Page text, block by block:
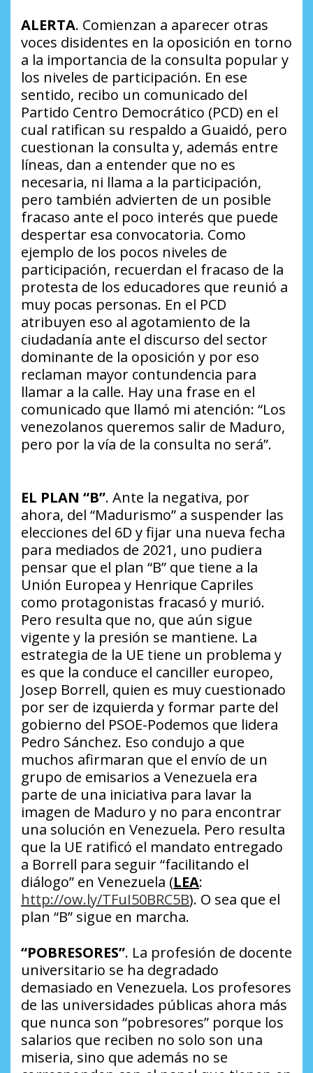
ALERTA. Comienzan a aparecer otras
voces disidentes en la oposición en torno
a la importancia de la consulta popular y
los niveles de participación. En ese
sentido, recibo un comunicado del
Partido Centro Democrático (PCD) en el
cual ratifican su respaldo a Guaidó, pero
cuestionan la consulta y, además entre
líneas, dan a entender que no es
necesaria, ni llama a la participación,
pero también advierten de un posible
fracaso ante el poco interés que puede
despertar esa convocatoria. Como
ejemplo de los pocos niveles de
participación, recuerdan el fracaso de la
protesta de los educadores que reunió a
muy pocas personas. En el PCD
atribuyen eso al agotamiento de la
ciudadanía ante el discurso del sector
dominante de la oposición y por eso
reclaman mayor contundencia para
llamar a la calle. Hay una frase en el
comunicado que llamó mi atención: “Los
venezolanos queremos salir de Maduro,
pero por la vía de la consulta no será”.
EL PLAN “B”. Ante la negativa, por
ahora, del “Madurismo” a suspender las
elecciones del 6D y fijar una nueva fecha
para mediados de 2021, uno pudiera
pensar que el plan “B” que tiene a la
Unión Europea y Henrique Capriles
como protagonistas fracasó y murió.
Pero resulta que no, que aún sigue
vigente y la presión se mantiene. La
estrategia de la UE tiene un problema y
es que la conduce el canciller europeo,
Josep Borrell, quien es muy cuestionado
por ser de izquierda y formar parte del
gobierno del PSOE-Podemos que lidera
Pedro Sánchez. Eso condujo a que
muchos afirmaran que el envío de un
grupo de emisarios a Venezuela era
parte de una iniciativa para lavar la
imagen de Maduro y no para encontrar
una solución en Venezuela. Pero resulta
que la UE ratificó el mandato entregado
a Borrell para seguir “facilitando el
diálogo” en Venezuela (LEA:
http://ow.ly/TFuI50BRC5B). O sea que el
plan “B” sigue en marcha.
“POBRESORES”. La profesión de docente
universitario se ha degradado
demasiado en Venezuela. Los profesores
de las universidades públicas ahora más
que nunca son “pobresores” porque los
salarios que reciben no solo son una
miseria, sino que además no se